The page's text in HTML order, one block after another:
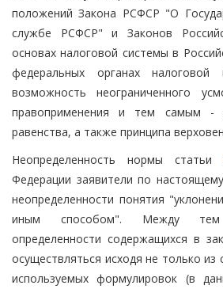
положений Закона РСФСР "О
службе РСФСР" и Законов
основах налоговой системы в
федеральных органах налоговой
возможность неограниченного
правоприменения и тем самым -
равенства, а также принципа
Неопределенность нормы статьи
Федерации заявители по
неопределенности понятия
иным способом". Между тем
определенности содержащихся в
осуществляться исходя не только из
используемых формулировок (в